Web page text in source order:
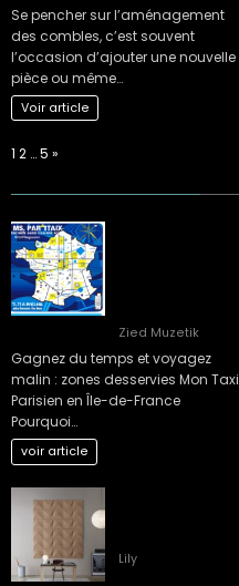
Se pencher sur l’aménagement
des combles, c’est souvent
l’occasion d’ajouter une nouvelle
pièce ou même…
Voir article
Page:
1 2 …5 Next
»
Zied Muzetik
Gagnez du temps et voyagez
malin : zones desservies Mon Taxi
Parisien en Île-de-France
Pourquoi…
voir article
Lily